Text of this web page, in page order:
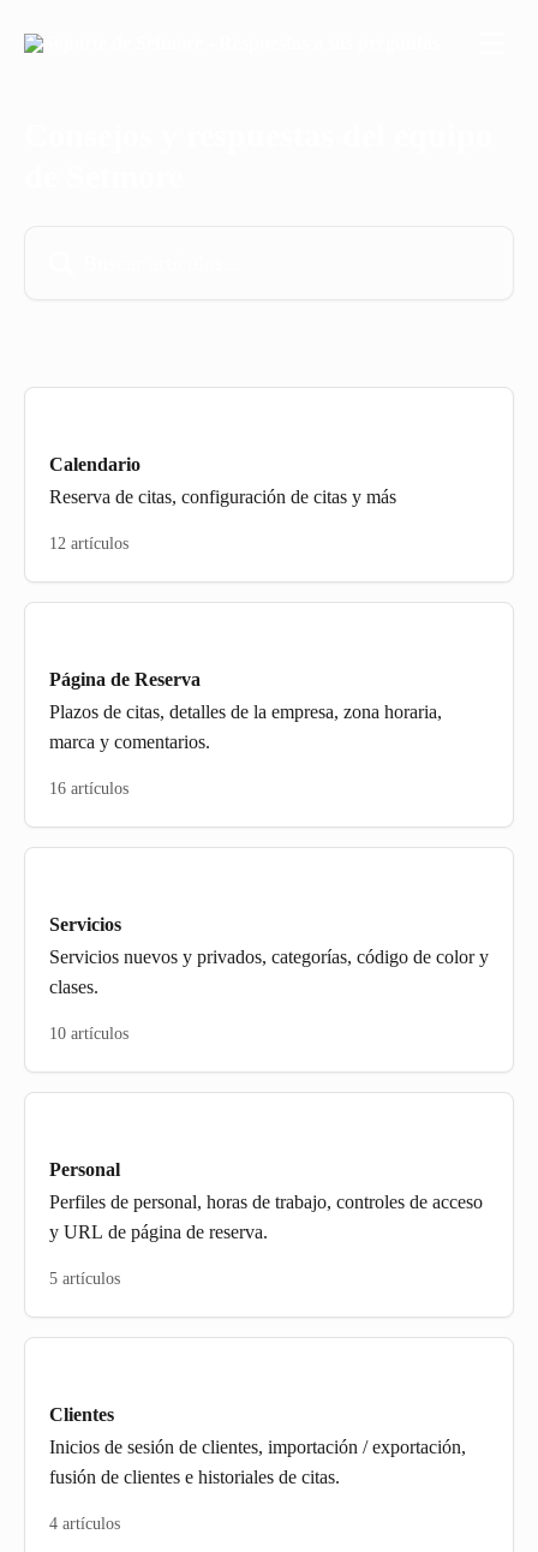
Calendario
Reserva de citas, configuración de citas y más
12 artículos
Página de Reserva
Plazos de citas, detalles de la empresa, zona horaria,
marca y comentarios.
16 artículos
Servicios
Servicios nuevos y privados, categorías, código de color y
clases.
10 artículos
Personal
Perfiles de personal, horas de trabajo, controles de acceso
y URL de página de reserva.
5 artículos
Clientes
Inicios de sesión de clientes, importación / exportación,
fusión de clientes e historiales de citas.
4 artículos